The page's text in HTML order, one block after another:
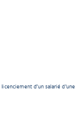
d’un salarié